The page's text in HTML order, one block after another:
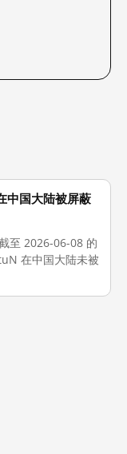
国大陆被屏蔽
至 2026-06-08 的
在中国大陆未被